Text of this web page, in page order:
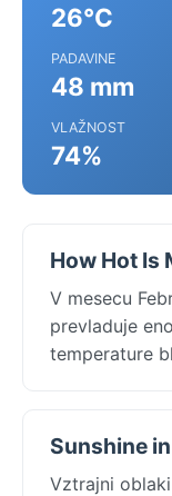
26°C
PADAVINE
48 mm
VLAŽNOST
74%
How Hot Is
V mesecu
prevladuje
temperature
Sunshine
Vztrajni